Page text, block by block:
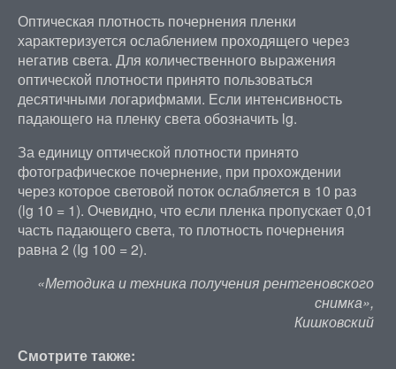
Оптическая плотность почернения пленки
характеризуется ослаблением проходящего через
негатив света. Для количественного выражения
оптической плотности принято пользоваться
десятичными логарифмами. Если интенсивность
падающего на пленку света обозначить lg.
За единицу оптической плотности принято
фотографическое почернение, при прохождении
через которое световой поток ослабляется в 10 раз
(lg 10 = 1). Очевидно, что если пленка пропускает 0,01
часть падающего света, то плотность почернения
равна 2 (Ig 100 = 2).
«Методика и техника получения рентгеновского
снимка»,
Кишковский
Смотрите также: